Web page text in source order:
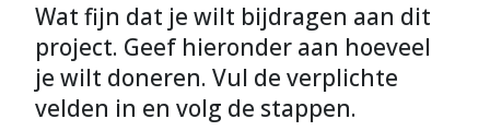
Wat fijn dat je wilt bijdragen aan dit
project. Geef hieronder aan hoeveel
je wilt doneren. Vul de verplichte
velden in en volg de stappen.